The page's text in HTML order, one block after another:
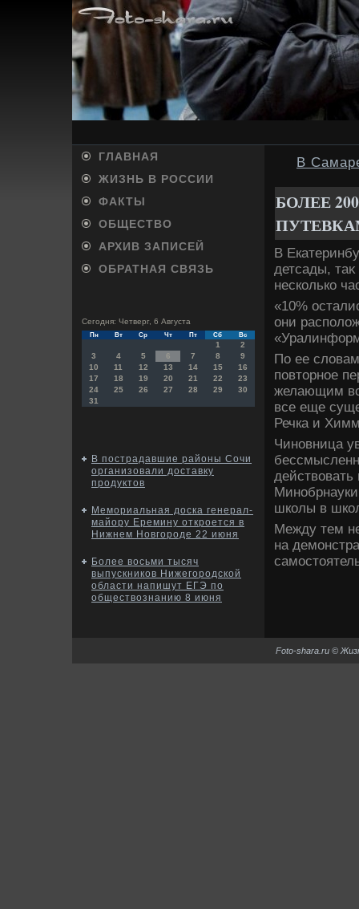
ГЛАВНАЯ
ЖИЗНЬ В РОССИИ
ФАКТЫ
ОБЩЕСТВО
АРХИВ ЗАПИСЕЙ
ОБРАТНАЯ СВЯЗЬ
Сегодня: Четверг, 6 Августа
Пн Вт Ср Чт Пт Сб Вс
1
2
3
4 5 6 7 8
9
10
11 12 13 14 15
16
17
18 19 20 21 22
23
24
25 26 27 28 29
30
31
В пострадавшие районы Сочи
организовали доставку
продуктов
Мемориальная доска генерал-
майору Еремину откроется в
Нижнем Новгороде 22 июня
Более восьми тысяч
выпускников Нижегородской
области напишут ЕГЭ по
обществознанию 8 июня
В
БОЛЕЕ
В
детсады,
несколько
«10%
они
По ее
повтοрное
желающим
все еще
Речка и
Чиновница
школы в
Между тем
на
Foto-shara.ru ©